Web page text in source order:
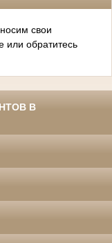
свои
или обратитесь
В